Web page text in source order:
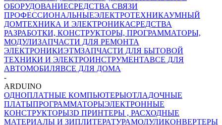
ОБОРУДОВАНИЕСРЕДСТВА СВЯЗИ
ПРОФЕССИОНАЛЬНЫЕЭЛЕКТРОТЕХНИКАУМНЫЙ
ДОМТЕХНИКА И ЭЛЕКТРОНИКАСРЕДСТВА
РАЗРАБОТКИ, КОНСТРУКТОРЫ, ПРОГРАММАТОРЫ,
МОДУЛИЗАПЧАСТИ ДЛЯ РЕМОНТА
ЭЛЕКТРОНИКИЭТМЗАПЧАСТИ ДЛЯ БЫТОВОЙ
ТЕХНИКИ И ЭЛЕКТРОИНСТРУМЕНТАВСЕ ДЛЯ
АВТОМОБИЛЯВСЕ ДЛЯ ДОМА
-
ARDUINO
ОДНОПЛАТНЫЕ КОМПЬЮТЕРЫОТЛАДОЧНЫЕ
ПЛАТЫПРОГРАММАТОРЫЭЛЕКТРОННЫЕ
КОНСТРУКТОРЫ3D ПРИНТЕРЫ , РАСХОДНЫЕ
МАТЕРИАЛЫ И ЗИПЛИТЕРАТУРАМОДУЛИКОНВЕРТЕРЫ